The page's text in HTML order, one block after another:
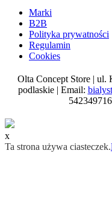
Marki
B2B
Polityka prywatności
Regulamin
Cookies
Olta Concept Store | ul.
podlaskie | Email:
x
Ta strona używa ciasteczek.